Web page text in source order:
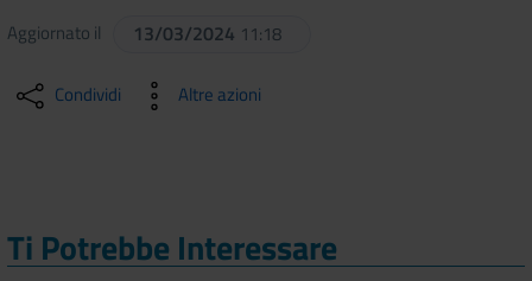
Aggiornato il 13/03/2024 11:18
Condividi Altre azioni
Ti Potrebbe Interessare